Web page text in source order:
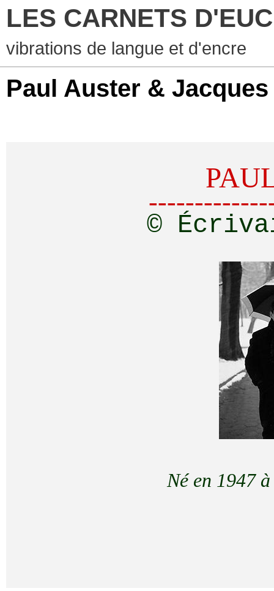
LES CARNETS
vibrations de langue et d'encre
Paul Auster &
©
Né en 1947